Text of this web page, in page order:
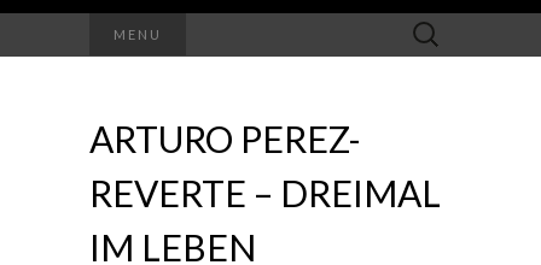
MENU
Suchen
nach:
ARTURO PEREZ-
REVERTE – DREIMAL
IM LEBEN